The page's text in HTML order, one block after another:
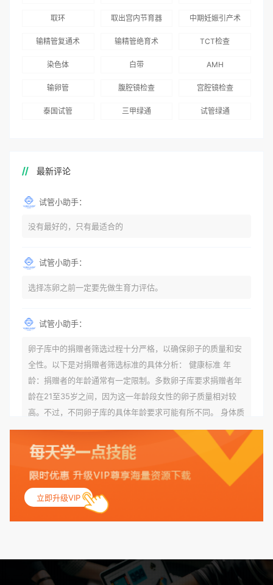
务
术”和“法律支持”
国版）》
取环 取出宫内节育器 中期妊娠引产术
输精管复通术 输精管绝育术 TCT检查
染色体 白带 AMH
输卵管 腹腔镜检查 宫腔镜检查
泰国试管 三甲绿通 试管绿通
最新评论
试管小助手：
没有最好的，只有最适合的
试管小助手：
选择冻卵之前一定要先做生育力评估。
试管小助手：
卵子库中的捐赠者筛选过程十分严格，以确保卵子的质量和安
全性。以下是对捐赠者筛选标准的具体分析： 健康标准 年
龄：捐赠者的年龄通常有一定限制。多数卵子库要求捐赠者年
龄在21至35岁之间，因为这一年龄段女性的卵子质量相对较
高。不过，不同卵子库的具体年龄要求可能有所不同。 身体质
量指数（BMI）：捐赠者的BMI通常需要在正常范围内，以确
保其身体健康状况良好。过高的BMI可能与多种健康问题相关
联，包括不孕症和妊娠并发症。 生殖健康：捐赠者需要有规律
的月经期，无生殖障碍或异常问题。此外，还需要进行详细的
妇科检查，以确保其生殖系统的健康。 遗传病史与家族病史：
捐赠者及其家庭成员需要无严重的遗传病史、精神病史和传染
病史。这通常需要通过基因检测、家族史调查和医疗记录审查
带任何可传染给受卵者的病原体。 药物与生活习惯：捐赠者需
立即升级VIP